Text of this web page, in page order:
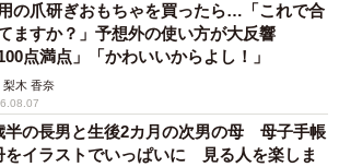
の爪研ぎおもちゃを買ったら…「これで合
ますか？」予想外の使い方が大反響
100点満点」「かわいいからよし！」
梨木 香奈
半の長男と生後2カ月の次男の母 母子手帳
をイラストでいっぱいに 見る人を楽しま